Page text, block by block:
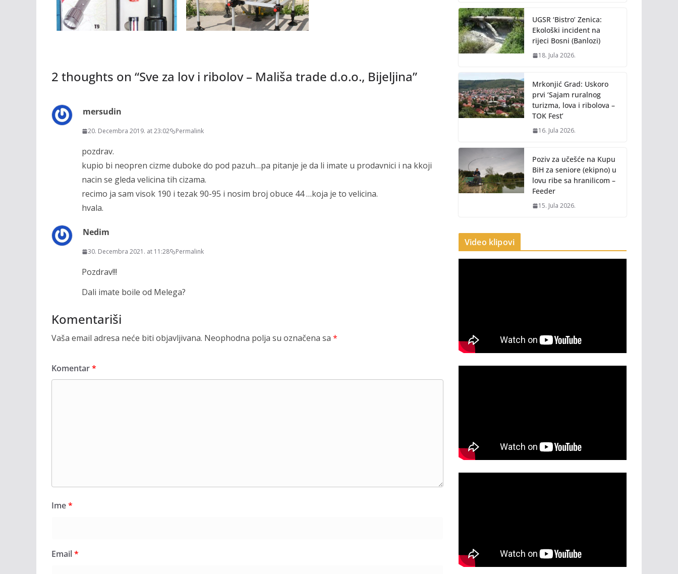
2 thoughts on “Sve za lov i ribolov – Mališa trade d.o.o., Bijeljina”
mersudin
20. Decembra 2019. at 23:02 Permalink
pozdrav.
kupio bi neopren cizme duboke do pod pazuh…pa pitanje je da li imate u prodavnici i na kkoji
nacin se gleda velicina tih cizama.
recimo ja sam visok 190 i tezak 90-95 i nosim broj obuce 44 …koja je to velicina.
hvala.
Nedim
30. Decembra 2021. at 11:28 Permalink
Pozdrav!!!
Dali imate boile od Melega?
Komentariši
Vaša email adresa neće biti objavljivana. Neophodna polja su označena sa *
Komentar*
Ime*
Email*
UGSR ‘Bistro’ Zenica:
Ekološki incident na
rijeci Bosni (Banlozi)
18. Jula 2026.
Mrkonjić Grad: Uskoro
prvi ‘Sajam ruralnog
turizma, lova i ribolova –
TOK Fest’
16. Jula 2026.
Poziv za učešće na Kupu
BiH za seniore (ekipno) u
lovu ribe sa hranilicom –
Feeder
15. Jula 2026.
Video klipovi